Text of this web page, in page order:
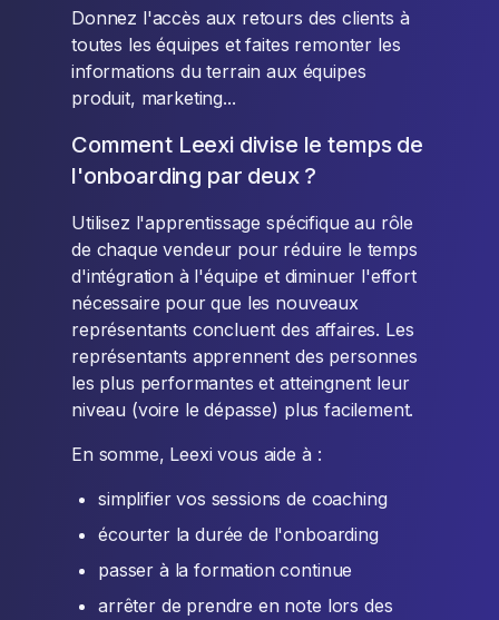
Donnez l'accès aux retours des clients à
toutes les équipes et faites remonter les
informations du terrain aux équipes
produit, marketing...
Comment Leexi divise le temps de
l'onboarding par deux ?
Utilisez l'apprentissage spécifique au rôle
de chaque vendeur pour réduire le temps
d'intégration à l'équipe et diminuer l'effort
nécessaire pour que les nouveaux
représentants concluent des affaires. Les
représentants apprennent des personnes
les plus performantes et atteingnent leur
niveau (voire le dépasse) plus facilement.
En somme, Leexi vous aide à :
simplifier vos sessions de coaching
écourter la durée de l'onboarding
passer à la formation continue
arrêter de prendre en note lors des